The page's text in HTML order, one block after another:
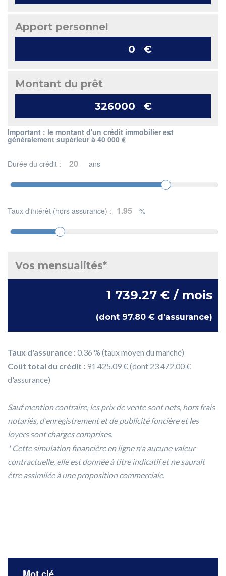
Apport personnel
€
Montant du prêt
€
Important : le montant d'un crédit immobilier est
généralement supérieur à 40 000 €
Durée du crédit : ans
Taux d'intérêt (hors assurance) : %
Vos mensualités*
1 739.27 € / mois
(dont 97.80 € d'assurance)
Taux d'assurance :0.36 % (taux moyen du marché)
Coût total du crédit : 91 425.09 € (dont 23 472.00 €
d'assurance)
Sauf mention contraire, les prix de vente sont nets, hors frais
notariés, d'enregistrement et de publicité foncière et les
loyers sont charges comprises.
* Cette simulation financière en ligne n'a aucune valeur
contractuelle, elle est donnée à titre indicatif et ne saurait
être assimilée à une proposition commerciale.